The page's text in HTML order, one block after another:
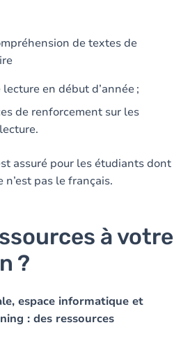
de textes de
en début d’année ;
de renforcement sur les
assuré pour les étudiants dont
pas le français.
à votre
?
espace informatique et
: des ressources